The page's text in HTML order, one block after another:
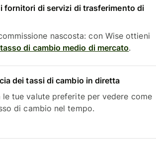
fornitori di servizi di trasferimento di
nascosta: con Wise ottieni
di cambio medio di mercato.
dei tassi di cambio in diretta
le tue valute preferite per vedere come
di cambio nel tempo.